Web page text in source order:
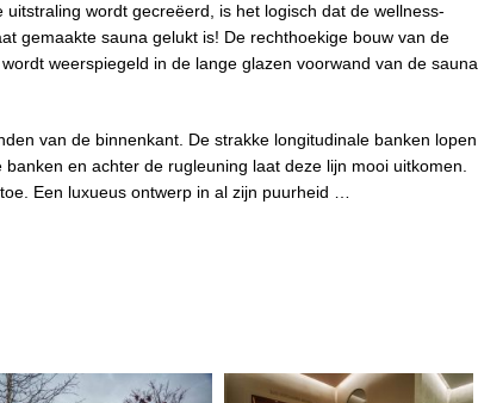
wordt gecreëerd, is het logisch dat de wellness-
gemaakte sauna gelukt is! De rechthoekige bouw van de
weerspiegeld in de lange glazen voorwand van de sauna
van de binnenkant. De strakke longitudinale banken lopen
en achter de rugleuning laat deze lijn mooi uitkomen.
Een luxueus ontwerp in al zijn puurheid …